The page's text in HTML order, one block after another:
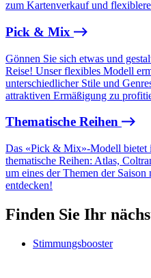
zum Kartenverkauf und
Pick & Mix
Gönnen Sie sich etwas und
Reise! Unser flexibles Modell
unterschiedlicher Stile und
attraktiven Ermäßigung zu
Thematische Reihen
Das «Pick & Mix»-Modell bietet
thematische Reihen: Atlas,
um eines der Themen der
entdecken!
Finden Sie Ihr
Stimmungsbooster